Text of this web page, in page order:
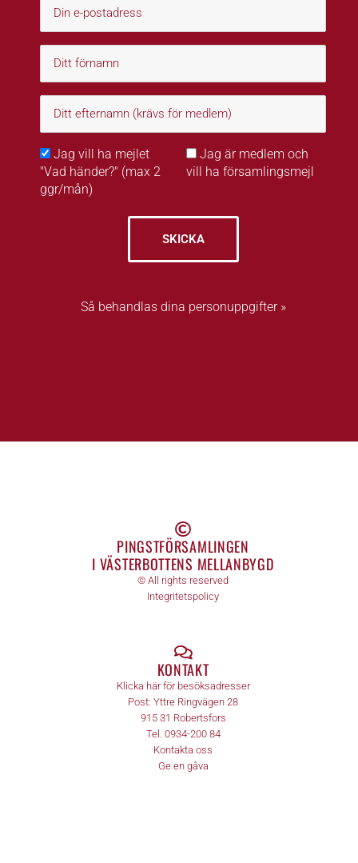
Jag vill ha mejlet
"Vad händer?" (max 2
ggr/mån)
Jag är medlem och
vill ha församlingsmejl
SKICKA
Så behandlas dina personuppgifter »
PINGSTFÖRSAMLINGEN
I VÄSTERBOTTENS MELLANBYGD
© All rights reserved
Integritetspolicy
KONTAKT
Klicka här för besöksadresser
Post: Yttre Ringvägen 28
915 31 Robertsfors
Tel. 0934-200 84
Kontakta oss
Ge en gåva